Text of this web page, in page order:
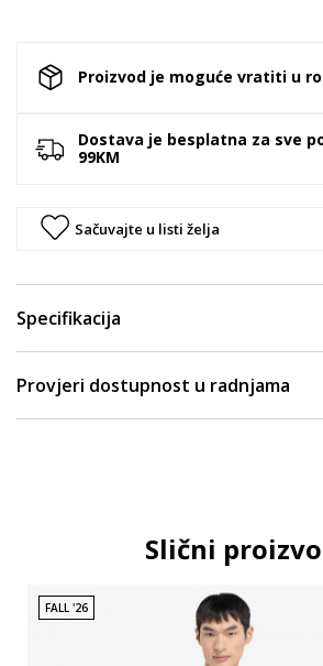
Proizvod je moguće vratiti u
Dostava je besplatna za sve
99KM
Sačuvajte u listi želja
Specifikacija
Provjeri dostupnost u radnjama
Slični
FALL '26